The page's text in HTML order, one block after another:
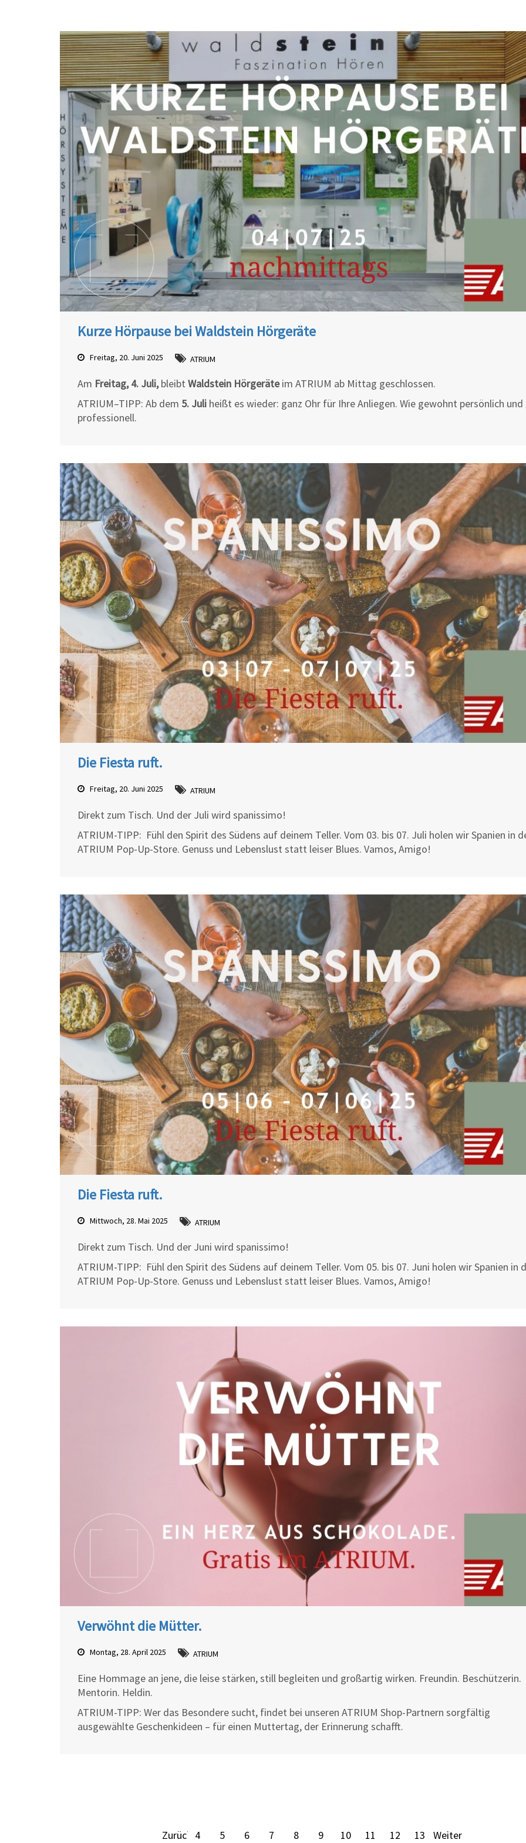
Kurze Hörpause bei Waldstein Hörgeräte
Freitag, 20. Juni 2025 ATRIUM
Am Freitag, 4. Juli, bleibt Waldstein Hörgeräteim ATRIUM ab Mittag geschlossen.
ATRIUM–TIPP: Ab dem 5. Juli heißt es wieder: ganz Ohr für Ihre Anliegen. Wie gewohnt persönlich und
professionell.
Die Fiesta ruft.
Freitag, 20. Juni 2025 ATRIUM
Direkt zum Tisch. Und der Juli wird spanissimo!
ATRIUM-TIPP: Fühl den Spirit des Südens auf deinem Teller. Vom 03. bis 07. Juli holen wir Spanien in
ATRIUM Pop-Up-Store. Genuss und Lebenslust statt leiser Blues. Vamos, Amigo!
Die Fiesta ruft.
Mittwoch, 28. Mai 2025 ATRIUM
Direkt zum Tisch. Und der Juni wird spanissimo!
ATRIUM-TIPP: Fühl den Spirit des Südens auf deinem Teller. Vom 05. bis 07. Juni holen wir Spanien in
ATRIUM Pop-Up-Store. Genuss und Lebenslust statt leiser Blues. Vamos, Amigo!
Verwöhnt die Mütter.
Montag, 28. April 2025 ATRIUM
Eine Hommage an jene, die leise stärken, still begleiten und großartig wirken. Freundin. Beschützerin.
Mentorin. Heldin.
ATRIUM-TIPP: Wer das Besondere sucht, findet bei unseren ATRIUM Shop-Partnern sorgfältig
ausgewählte Geschenkideen – für einen Muttertag, der Erinnerung schafft.
Zurück 4 5 6 7 8 9 10 11 12 13 Weiter